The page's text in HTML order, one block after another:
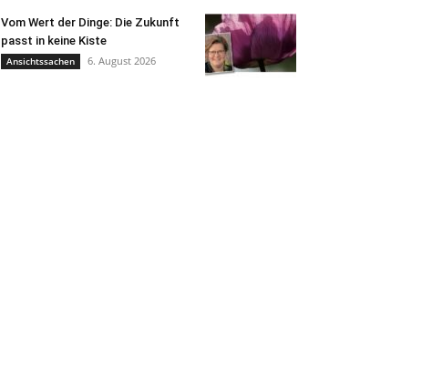
Vom Wert der Dinge: Die Zukunft
passt in keine Kiste
Ansichtssachen 6. August 2026